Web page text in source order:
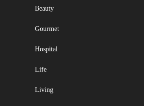
Beauty
Gourmet
Hospital
Life
Living